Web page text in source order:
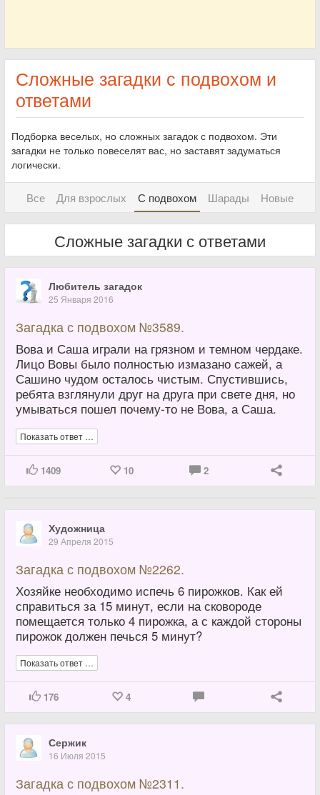
Сложные загадки с подвохом и
ответами
Подборка веселых, но сложных загадок с подвохом. Эти
загадки не только повеселят вас, но заставят задуматься
логически.
Все Для взрослых С подвохом Шарады Новые
Сложные загадки с ответами
Любитель загадок
25 Января 2016
Загадка с подвохом №3589.
Вова и Саша играли на грязном и темном чердаке.
Лицо Вовы было полностью измазано сажей, а
Сашино чудом осталось чистым. Спустившись,
ребята взглянули друг на друга при свете дня, но
умываться пошел почему-то не Вова, а Саша.
Показать ответ …
1409 10 2
Художница
29 Апреля 2015
Загадка с подвохом №2262.
Хозяйке необходимо испечь 6 пирожков. Как ей
справиться за 15 минут, если на сковороде
помещается только 4 пирожка, а с каждой стороны
пирожок должен печься 5 минут?
Показать ответ …
176 4
Сержик
16 Июля 2015
Загадка с подвохом №2311.